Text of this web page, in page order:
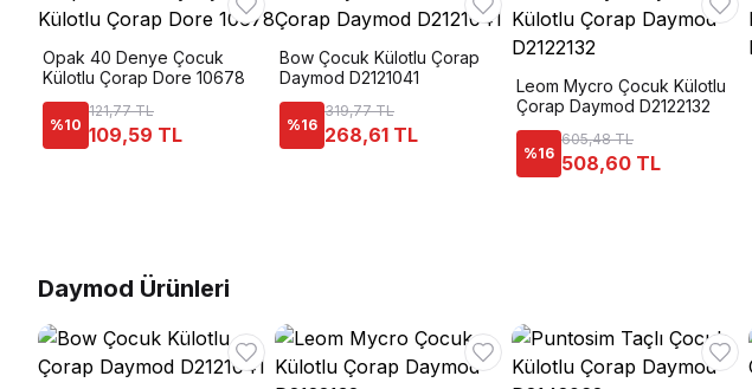
Opak 40 Denye Çocuk
Külotlu Çorap Dore 10678
%10
121,77 TL
109,59 TL
Bow Çocuk Külotlu Çorap
Daymod D2121041
%16
319,77 TL
268,61 TL
Leom Mycro Çocuk Külotlu
Çorap Daymod D2122132
%16
605,48 TL
508,60 TL
Daymod Ürünleri